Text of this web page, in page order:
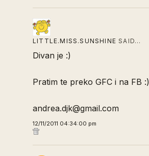
LITTLE.MISS.SUNSHINE SAID…
Divan je :)
Pratim te preko GFC i na FB :)
andrea.djk@gmail.com
12/11/2011 04:34:00 pm